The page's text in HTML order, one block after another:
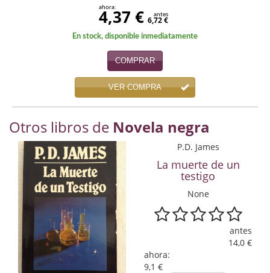
Divulgación científica
Economía
Enciclopedias
Ensayo
Ensayo literario
Filosofía
Física y Química
ahora:
4,37 € antes
6,72 €
En stock, disponible inmediatamente
COMPRAR
VER COMPRA
Otros libros de Novela negra
P.D. James
La muerte de un
testigo
None
antes
14,0 €
ahora:
9,1 €